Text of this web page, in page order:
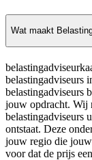
Wat maakt
belastingadviseurs
belastingadviseurs
jouw opdracht. Wij
belastingadviseurs
ontstaat. Deze
jouw regio die
voor dat de prijs